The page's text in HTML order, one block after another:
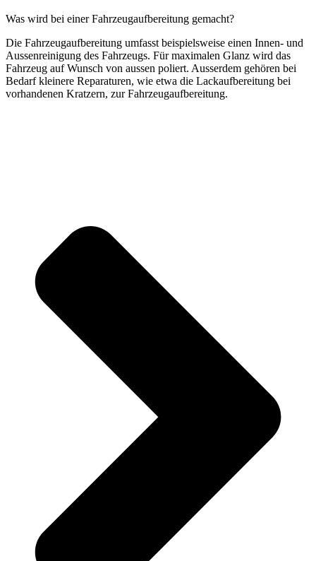
Was wird bei einer Fahrzeugaufbereitung gemacht?
Die Fahrzeugaufbereitung umfasst beispielsweise einen Innen- und
Aussenreinigung des Fahrzeugs. Für maximalen Glanz wird das
Fahrzeug auf Wunsch von aussen poliert. Ausserdem gehören bei
Bedarf kleinere Reparaturen, wie etwa die Lackaufbereitung bei
vorhandenen Kratzern, zur Fahrzeugaufbereitung.